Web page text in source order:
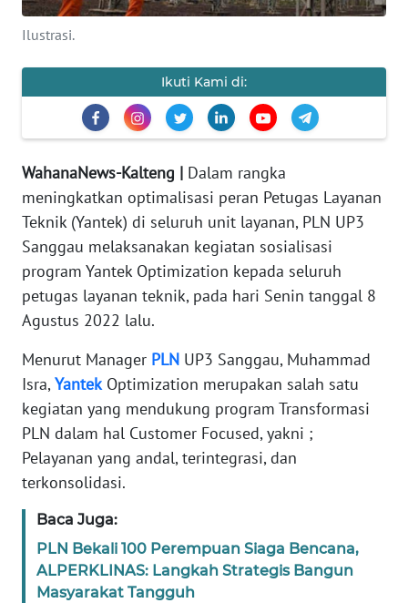
Ilustrasi.
Ikuti Kami di:
WahanaNews-Kalteng | Dalam rangka
meningkatkan optimalisasi peran Petugas Layanan
Teknik (Yantek) di seluruh unit layanan, PLN UP3
Sanggau melaksanakan kegiatan sosialisasi
program Yantek Optimization kepada seluruh
petugas layanan teknik, pada hari Senin tanggal 8
Agustus 2022 lalu.
Menurut Manager PLN UP3 Sanggau, Muhammad
Isra,YantekOptimization merupakan salah satu
kegiatan yang mendukung program Transformasi
PLN dalam hal Customer Focused, yakni ;
Pelayanan yang andal, terintegrasi, dan
terkonsolidasi.
Baca Juga:
PLN Bekali 100 Perempuan Siaga Bencana,
ALPERKLINAS: Langkah Strategis Bangun
Masyarakat Tangguh
IKLAN
PEDOMAN
MEDIA
SIBER
REDAKSI
KARIR
DISCLAIMER
Wahana
News
WN
SUMUT
WN
JAKARTA